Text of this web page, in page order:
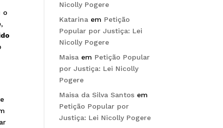
o
Nicolly Pogere
Katarina em Petição
Popular por Justiça: Lei
Nicolly Pogere
Maisa em Petição Popular
por Justiça: Lei Nicolly
Pogere
Maisa da Silva Santos em
Petição Popular por
Justiça: Lei Nicolly Pogere